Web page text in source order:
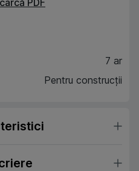
PDF
7 ar
Pentru construcții